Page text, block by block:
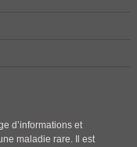
d’informations et
maladie rare. Il est